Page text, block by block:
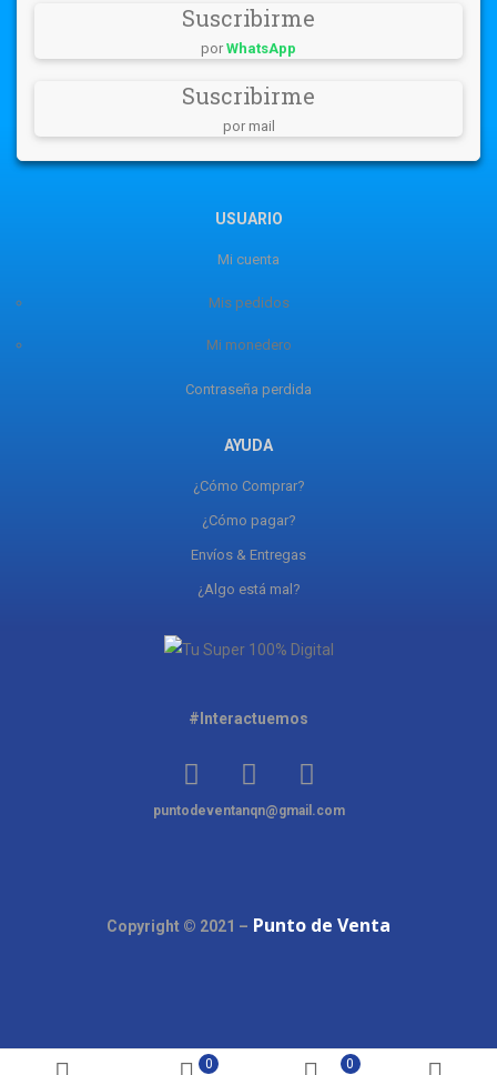
0 0
Suscribirme
por WhatsApp
Suscribirme
por mail
USUARIO
Mi cuenta
Mis pedidos
Mi monedero
Contraseña perdida
AYUDA
¿Cómo Comprar?
¿Cómo pagar?
Envíos & Entregas
¿Algo está mal?
#Interactuemos
puntodeventanqn@gmail.com
Copyright © 2021 – Punto de Venta